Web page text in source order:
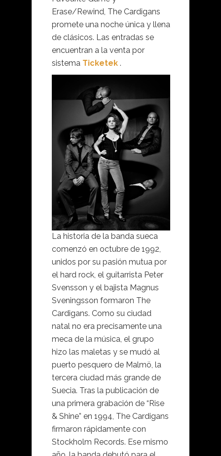
Erase/Rewind, The Cardigans
promete una noche única y llena
de clásicos. Las entradas se
encuentran a la venta por
sistema Ticketek .
La historia de la banda sueca
comenzó en octubre de 1992,
unidos por su pasión mutua por
el hard rock, el guitarrista Peter
Svensson y el bajista Magnus
Sveningsson formaron The
Cardigans. Como su ciudad
natal no era precisamente una
meca de la música, el grupo
hizo las maletas y se mudó al
puerto pesquero de Malmö, la
tercera ciudad más grande de
Suecia. Tras la publicación de
una primera grabación de “Rise
& Shine” en 1994, The Cardigans
firmaron rápidamente con
Stockholm Records. Ese mismo